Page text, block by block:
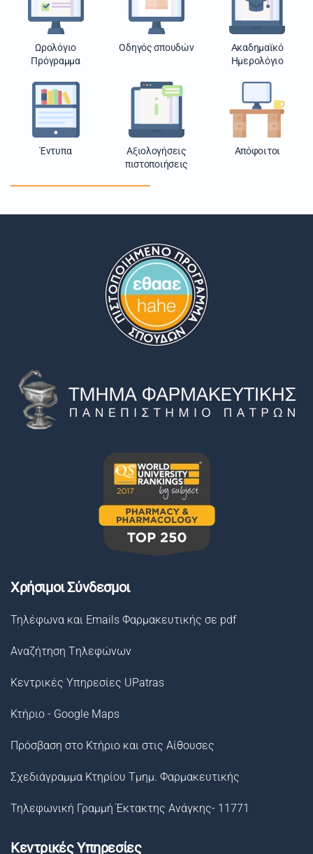
Ωρολόγιο
Πρόγραμμα
Οδηγός σπουδών
Ακαδημαϊκό
Ημερολόγιο
Έντυπα
Αξιολογήσεις
πιστοποιήσεις
Απόφοιτοι
Χρήσιμοι Σύνδεσμοι
Τηλέφωνα και Emails Φαρμακευτικής σε pdf
Αναζήτηση Tηλεφώνων
Κεντρικές Υπηρεσίες UPatras
Κτήριο - Google Maps
Πρόσβαση στο Κτήριο και στις Αίθουσες
Σχεδιάγραμμα Κτηρίου Τμημ. Φαρμακευτικής
Τηλεφωνική Γραμμή Έκτακτης Ανάγκης- 11771
Κεντρικές Υπηρεσίες